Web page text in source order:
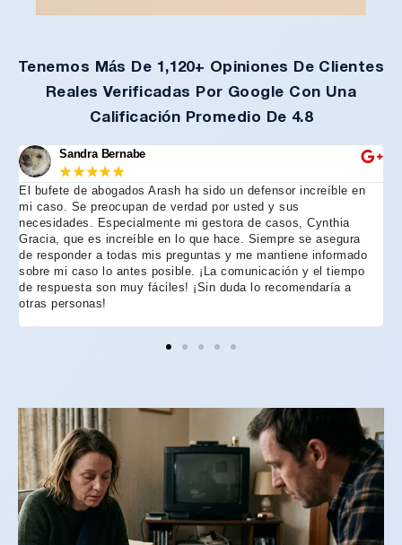
Tenemos Más De 1,120+ Opiniones De Clientes
Reales Verificadas Por Google Con Una
Calificación Promedio De 4.8
Sandra Bernabe
★★★★★
El bufete de abogados Arash ha sido un defensor increíble en
mi caso. Se preocupan de verdad por usted y sus
necesidades. Especialmente mi gestora de casos, Cynthia
Gracia, que es increíble en lo que hace. Siempre se asegura
de responder a todas mis preguntas y me mantiene informado
sobre mi caso lo antes posible. ¡La comunicación y el tiempo
de respuesta son muy fáciles! ¡Sin duda lo recomendaría a
otras personas!